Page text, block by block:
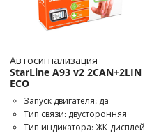
Автосигнализация
StarLine A93 v2 2CAN+2LIN
ECO
Запуск двигателя: да
Тип связи: двусторонняя
Тип индикатора: ЖК-дисплей